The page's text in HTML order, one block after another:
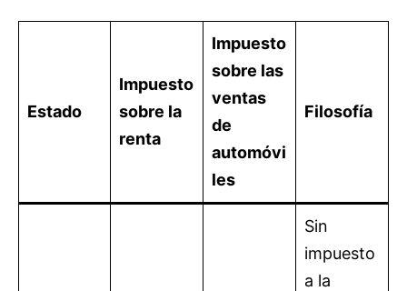
Estado
Impuesto
sobre la
renta
Impuesto
sobre las
ventas
de
automóvi
les
Filosofía
Sin
impuesto
a la